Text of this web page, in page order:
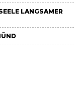
LANGSAMER L